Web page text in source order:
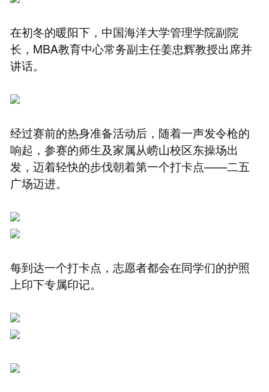
在初冬的暖阳下，中国海洋大学管理学院副院
长，MBA教育中心常务副主任姜忠辉教授出席并
讲话。
经过赛前的热身准备活动后，随着一声发令枪的
响起，参赛的师生及家属从崂山校区东操场出
发，迈着轻快的步伐朝着第一个打卡点——二五
广场迈进。
每到达一个打卡点，志愿者都会在同学们的护照
上印下专属印记。